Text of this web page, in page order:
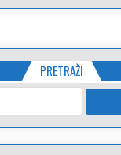
PRETRAŽI